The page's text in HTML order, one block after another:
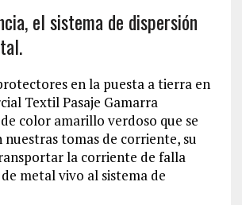
el sistema de dispersión
en la puesta a tierra en
Textil Pasaje Gamarra
color amarillo verdoso que se
nuestras tomas de corriente, su
la corriente de falla
metal vivo al sistema de